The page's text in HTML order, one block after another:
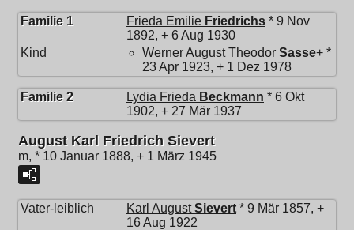
Familie 1 Frieda Emilie Friedrichs * 9 Nov
1892, + 6 Aug 1930
Kind
Werner August Theodor Sasse+ *
23 Apr 1923, + 1 Dez 1978
Familie 2 Lydia Frieda Beckmann * 6 Okt
1902, + 27 Mär 1937
August Karl Friedrich Sievert
m, * 10 Januar 1888, + 1 März 1945
Vater-leiblich Karl August Sievert * 9 Mär 1857, +
16 Aug 1922